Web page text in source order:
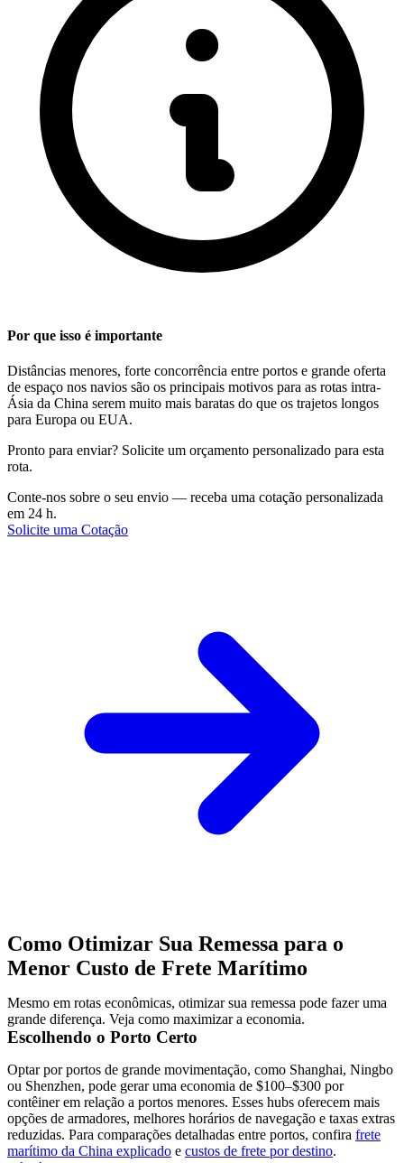
Por que isso é importante
Distâncias menores, forte concorrência entre portos e grande oferta
de espaço nos navios são os principais motivos para as rotas intra-
Ásia da China serem muito mais baratas do que os trajetos longos
para Europa ou EUA.
Pronto para enviar? Solicite um orçamento personalizado para esta
rota.
Conte-nos sobre o seu envio — receba uma cotação personalizada
em 24 h.
Solicite uma Cotação
Como Otimizar Sua Remessa para o
Menor Custo de Frete Marítimo
Mesmo em rotas econômicas, otimizar sua remessa pode fazer uma
grande diferença. Veja como maximizar a economia.
Escolhendo o Porto Certo
Optar por portos de grande movimentação, como Shanghai, Ningbo
ou Shenzhen, pode gerar uma economia de $100–$300 por
contêiner em relação a portos menores. Esses hubs oferecem mais
opções de armadores, melhores horários de navegação e taxas extras
reduzidas. Para comparações detalhadas entre portos, confira frete
marítimo da China explicado e custos de frete por destino.